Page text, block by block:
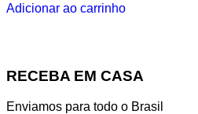
Adicionar ao carrinho
RECEBA EM CASA
Enviamos para todo o Brasil